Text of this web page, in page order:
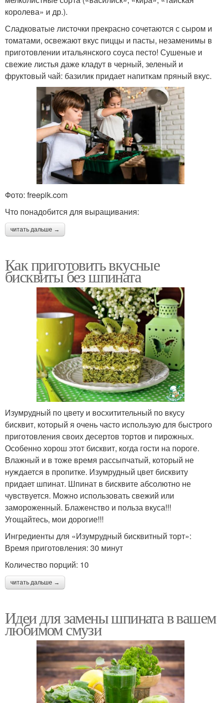
королева» и др.).
Сладковатые листочки прекрасно сочетаются с сыром и
томатами, освежают вкус пиццы и пасты, незаменимы в
приготовлении итальянского соуса песто! Сушеные и
свежие листья даже кладут в черный, зеленый и
фруктовый чай: базилик придает напиткам пряный вкус.
Фото: freepik.com
Что понадобится для выращивания:
читать дальше →
Как приготовить вкусные
бисквиты без шпината
Изумрудный по цвету и восхитительный по вкусу
бисквит, который я очень часто использую для быстрого
приготовления своих десертов тортов и пирожных.
Особенно хорош этот бисквит, когда гости на пороге.
Влажный и в тоже время рассыпчатый, который не
нуждается в пропитке. Изумрудный цвет бисквиту
придает шпинат. Шпинат в бисквите абсолютно не
чувствуется. Можно использовать свежий или
замороженный. Блаженство и польза вкуса!!!
Угощайтесь, мои дорогие!!!
Ингредиенты для «Изумрудный бисквитный торт»:
Время приготовления: 30 минут
Количество порций: 10
читать дальше →
Идеи для замены шпината в вашем
любимом смузи